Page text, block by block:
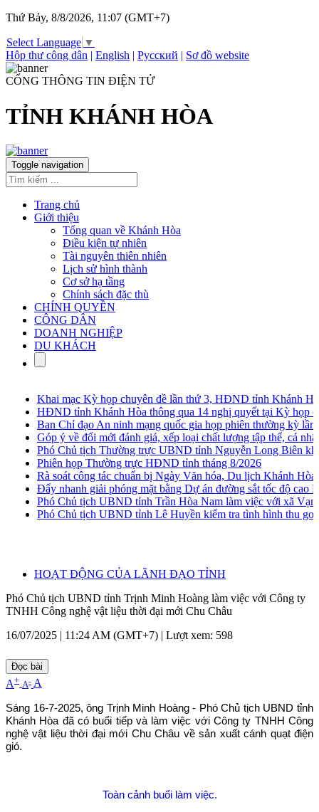
Thứ Bảy, 8/8/2026, 11:07 (GMT+7)
Select Language ▼
Hộp thư công dân | English | Русский | Sơ đồ website
CỔNG THÔNG TIN ĐIỆN TỬ
TỈNH KHÁNH HÒA
Toggle navigation
Trang chủ
Giới thiệu
Tổng quan về Khánh Hòa
Điều kiện tự nhiên
Tài nguyên thiên nhiên
Lịch sử hình thành
Cơ sở hạ tầng
Chính sách đặc thù
CHÍNH QUYỀN
CÔNG DÂN
DOANH NGHIỆP
DU KHÁCH
Khai mạc Kỳ họp chuyên đề lần thứ 3, HĐND tỉnh Khánh
HĐND tỉnh Khánh Hòa thông qua 14 nghị quyết tại Kỳ họp
Ban Chỉ đạo An ninh mạng quốc gia họp phiên thường kỳ lần
Góp ý về đổi mới đánh giá, xếp loại chất lượng tập thể, cá
Phó Chủ tịch Thường trực UBND tỉnh Nguyễn Long Biên
Phiên họp Thường trực HĐND tỉnh tháng 8/2026
Rà soát công tác chuẩn bị Ngày Văn hóa, Du lịch Khánh Hòa
Đẩy nhanh giải phóng mặt bằng Dự án đường sắt tốc độ cao
Phó Chủ tịch UBND tỉnh Trần Hòa Nam làm việc với xã Vạn
Phó Chủ tịch UBND tỉnh Lê Huyền kiểm tra tình hình thu
HOẠT ĐỘNG CỦA LÃNH ĐẠO TỈNH
Phó Chủ tịch UBND tỉnh Trịnh Minh Hoàng làm việc với Công ty
TNHH Công nghệ vật liệu thời đại mới Chu Châu
16/07/2025 | 11:24 AM (GMT+7) | Lượt xem: 598
Đọc bài
A+ A- A
Sáng 16-7-2025, ông Trịnh Minh Hoàng - Phó Chủ tịch UBND tỉnh
Khánh Hòa đã có buổi tiếp và làm việc với Công ty TNHH Công
nghệ vật liệu thời đại mới Chu Châu về sản xuất cánh quạt điện
gió.
Toàn cảnh buổi làm việc.